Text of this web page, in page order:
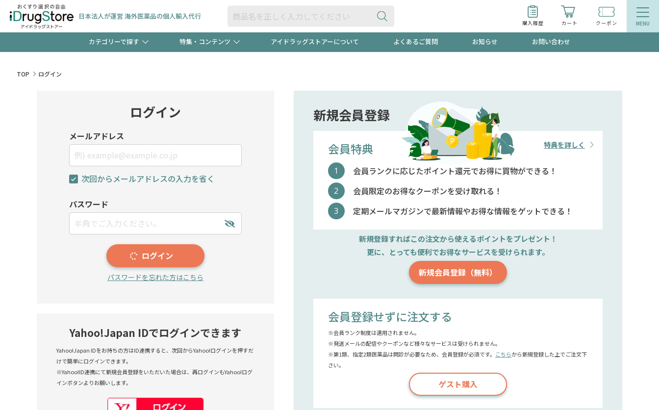
日本法人が運営 海外医薬品の個人輸入代行
購入履歴 カート クーポン
カテゴリーで探す
検査キット オトナ向け
特集・コンテンツ
新規登録で！今すぐ使えるクーポンプレゼント中！！ 当店スタッフが贈る音声プログラム
友だち大募集！限定クーポンも不定期配信
アイドラッグストアーについて よくあるご質問 お知らせ お問い合わせ
TOP ログイン
ログイン
メールアドレス
次回からメールアドレスの入力を省く
パスワード
ログイン
パスワードを忘れた方はこちら
Yahoo!Japan IDでログインできます
Yahoo!Japan IDをお持ちの方はID連携すると、次回からYahoo!ログインを押すだ
けで簡単にログインできます。
※Yahoo!ID連携にて新規会員登録をいただいた場合は、再ログインもYahoo!ログ
インボタンよりお願いします。
新規会員登録
会員特典
会員ランクに応じたポイント還元でお得に買物ができる！
会員限定のお得なクーポンを受け取れる！
定期メールマガジンで最新情報やお得な情報をゲットできる！
特典を詳しく
新規登録すればこの注文から使えるポイントをプレゼント！
更に、とっても便利でお得なサービスを受けられます。
新規会員登録（無料）
会員登録せずに注文する
※会員ランク制度は適用されません。
※発送メールの配信やクーポンなど様々なサービスは受けられません。
※第1類、指定2類医薬品は問診が必要なため、会員登録が必須です。 こちらから新規登録した上でご注文下
さい。
ゲスト購入